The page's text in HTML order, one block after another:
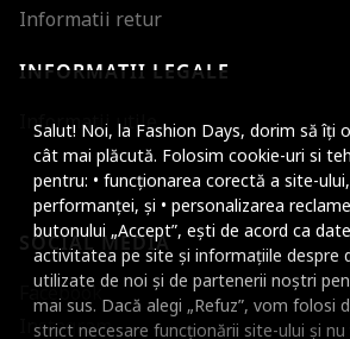
Salut! Noi, la Fashion Days, dorim să îți
cât mai plăcută. Folosim cookie-uri si
pentru: • funcționarea corectă a site-ului,
performanței, și • personalizarea
butonului „Accept”, ești de acord ca
activitatea pe site și informațiile despre
utilizate de noi și de partenerii noștri
mai sus. Dacă alegi „Refuz”, vom folosi
strict necesare funcționării site-ului și
Informatii retur
INFORMATII LEGALE
Informatii utile
SOCIAL MEDIA
Facebook
Instagram